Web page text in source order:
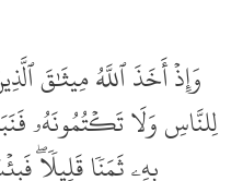
وَإِذۡ أَخَذَ ٱللَّهُ مِيثَٰقَ
لِلنَّاسِ وَلَا تَكۡتُمُونَهُۥ
بِهِۦ ثَمَنٗا قَلِيلٗاۖ